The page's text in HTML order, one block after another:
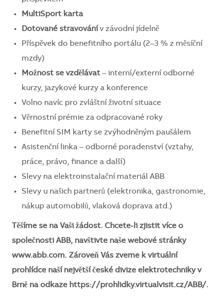
MultiSport karta
Dotované stravování v závodní jídelně
Příspěvek do benefitního portálu (2–3 % z měsíční
mzdy)
Možnost se vzdělávat – interní/externí odborné
kurzy, jazykové kurzy a konference
Volno navíc pro zvláštní životní situace
Věrnostní prémie za odpracované roky
Benefitní SIM karty se zvýhodněným paušálem
Asistenční linka – odborné poradenství (vztahy,
práce, právo, finance a další)
Slevy na elektroinstalační materiál ABB
Slevy u našich partnerů (elektronika, gastronomie,
nákup automobilů, vlaková doprava atd.)
Těšíme se na Vaši žádost. Chcete-li zjistit více o
společnosti ABB, navštivte naše webové stránky
www.abb.com. Zároveň Vás zveme k virtuální
prohlídce naší největší české divize elektrotechniky v
Brně na odkaze https://prohlidky.virtualvisit.cz/ABB/.